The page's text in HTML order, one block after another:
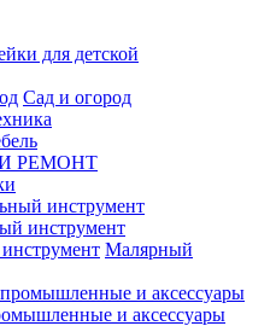
для детской
Сад и огород
РЕМОНТ
инструмент
Малярный
и аксессуары